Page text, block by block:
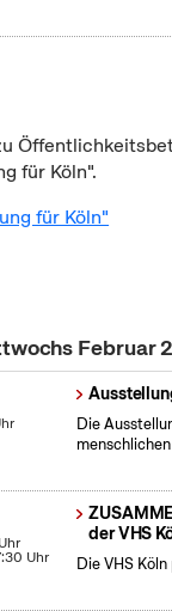
für Köln".
für Köln"
Februar
Die
Uhr
der VHS
Die VHS